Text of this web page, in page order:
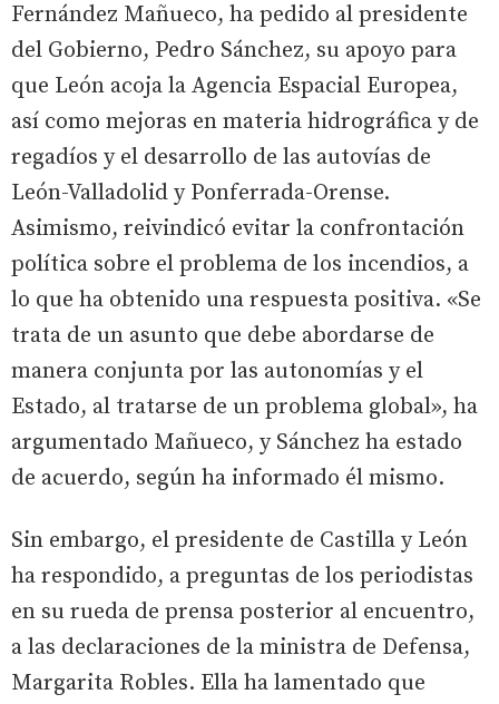
Fernández Mañueco, ha pedido al presidente
del Gobierno, Pedro Sánchez, su apoyo para
que León acoja la Agencia Espacial Europea,
así como mejoras en materia hidrográfica y de
regadíos y el desarrollo de las autovías de
León-Valladolid y Ponferrada-Orense.
Asimismo, reivindicó evitar la confrontación
política sobre el problema de los incendios, a
lo que ha obtenido una respuesta positiva. «Se
trata de un asunto que debe abordarse de
manera conjunta por las autonomías y el
Estado, al tratarse de un problema global», ha
argumentado Mañueco, y Sánchez ha estado
de acuerdo, según ha informado él mismo.
Sin embargo, el presidente de Castilla y León
ha respondido, a preguntas de los periodistas
en su rueda de prensa posterior al encuentro,
a las declaraciones de la ministra de Defensa,
Margarita Robles. Ella ha lamentado que